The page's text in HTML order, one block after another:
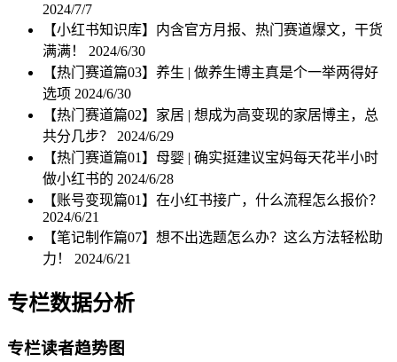
2024/7/7
【小红书知识库】内含官方月报、热门赛道爆文，干货
满满！ 2024/6/30
【热门赛道篇03】养生 | 做养生博主真是个一举两得好
选项 2024/6/30
【热门赛道篇02】家居 | 想成为高变现的家居博主，总
共分几步？ 2024/6/29
【热门赛道篇01】母婴 | 确实挺建议宝妈每天花半小时
做小红书的 2024/6/28
【账号变现篇01】在小红书接广，什么流程怎么报价？
2024/6/21
【笔记制作篇07】想不出选题怎么办？这么方法轻松助
力！ 2024/6/21
专栏数据分析
专栏读者趋势图